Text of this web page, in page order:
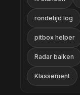
rondetijd log
pitbox helper
Radar balken
Klassement